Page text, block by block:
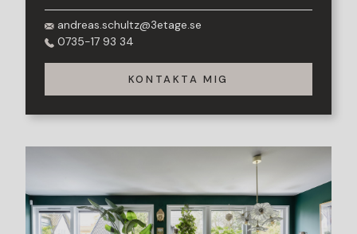
andreas.schultz@3etage.se
0735-17 93 34
KONTAKTA MIG